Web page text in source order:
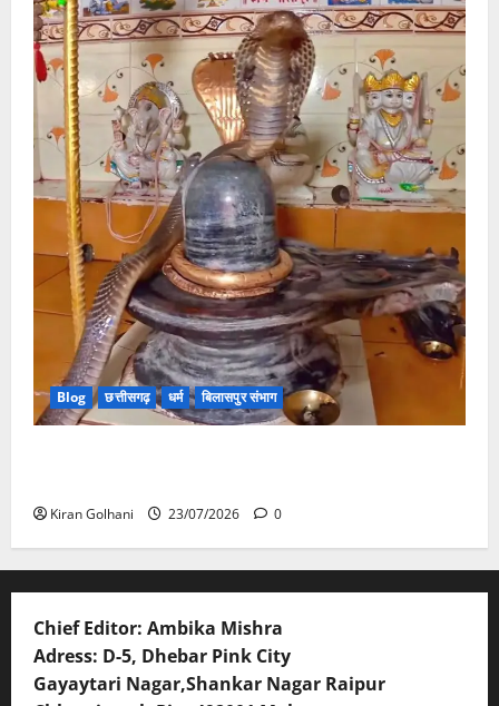
Blog छत्तीसगढ़ धर्म बिलासपुर संभाग
Kiran Golhani 23/07/2026 0
Chief Editor: Ambika Mishra
Adress: D-5, Dhebar Pink City
Gayaytari Nagar,Shankar Nagar Raipur